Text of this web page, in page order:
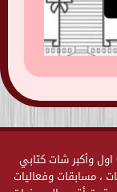
شات دردشة الرياض الترفيهية Chat-Alriyadh.Com اول وأكبر شات كتابي
، مسابقات وفعاليات